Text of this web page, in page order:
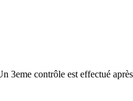
3eme contrôle est effectué